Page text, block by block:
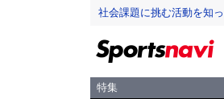
社会課題に挑む活動を知
特集